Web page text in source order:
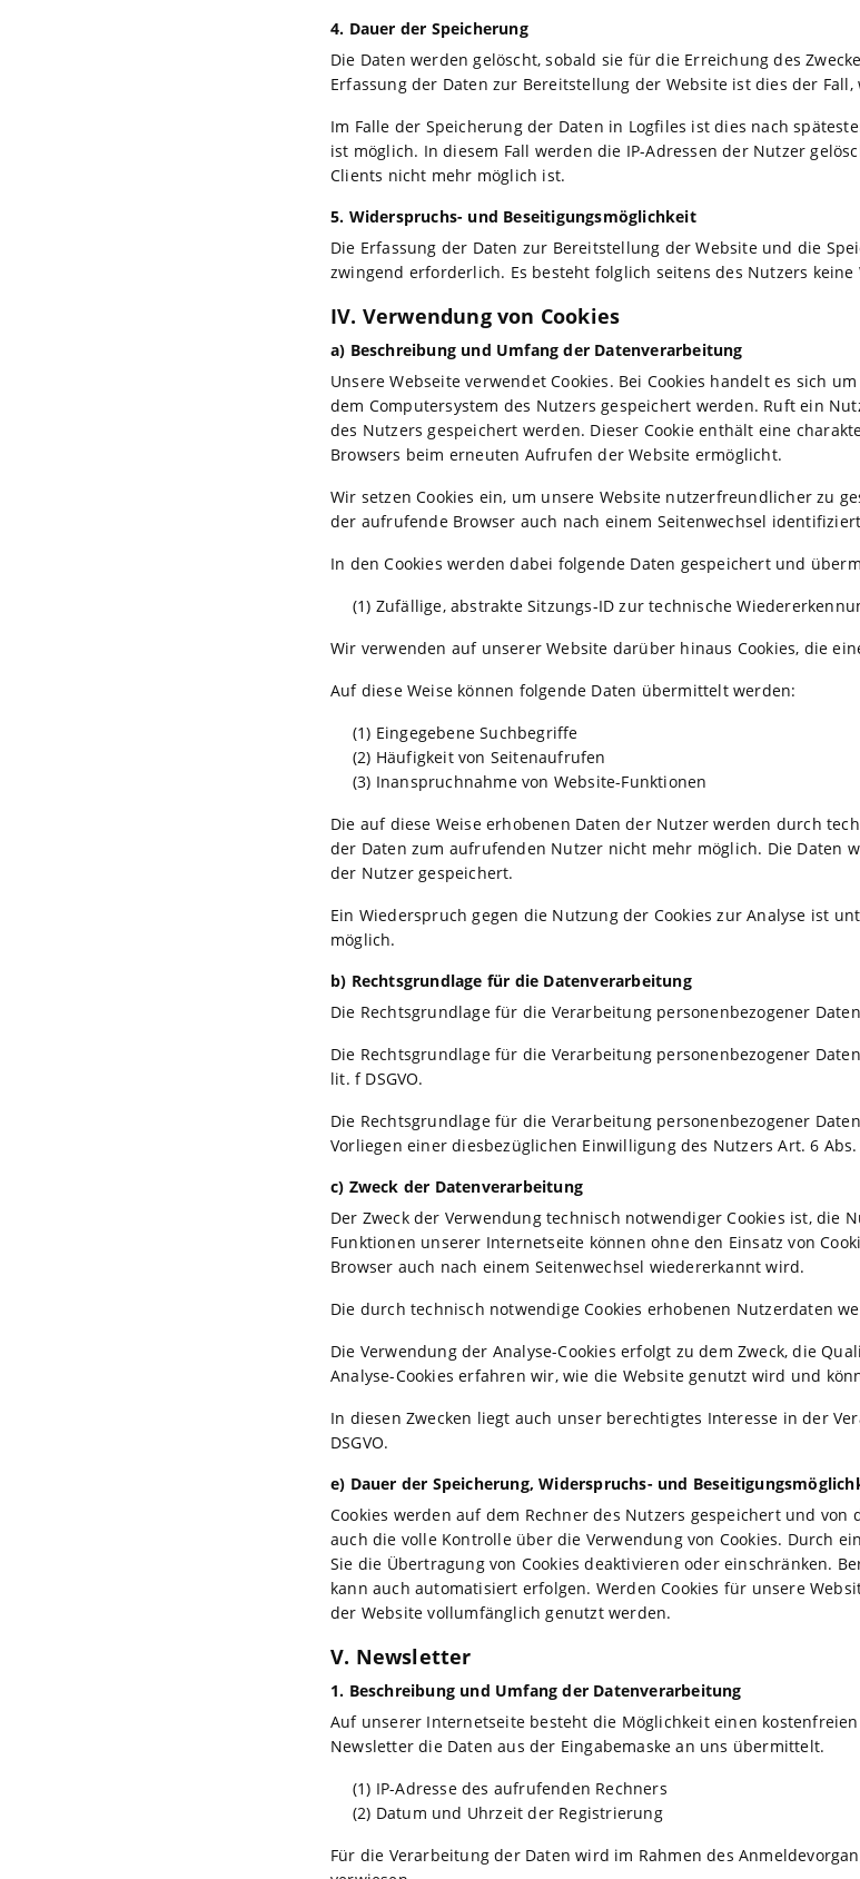
4. Dauer der Speicherung
Die Daten werden gelöscht, sobald sie für die Erreichung des
Erfassung der Daten zur Bereitstellung der Website ist dies der
Im Falle der Speicherung der Daten in Logfiles ist dies nach
ist möglich. In diesem Fall werden die IP-Adressen der Nutzer
Clients nicht mehr möglich ist.
5. Widerspruchs- und Beseitigungsmöglichkeit
Die Erfassung der Daten zur Bereitstellung der Website und die
zwingend erforderlich. Es besteht folglich seitens des Nutzers
IV. Verwendung von Cookies
a) Beschreibung und Umfang der Datenverarbeitung
Unsere Webseite verwendet Cookies. Bei Cookies handelt es sich
dem Computersystem des Nutzers gespeichert werden. Ruft ein
des Nutzers gespeichert werden. Dieser Cookie enthält eine
Browsers beim erneuten Aufrufen der Website ermöglicht.
Wir setzen Cookies ein, um unsere Website nutzerfreundlicher zu
der aufrufende Browser auch nach einem Seitenwechsel
In den Cookies werden dabei folgende Daten gespeichert und
(1) Zufällige, abstrakte Sitzungs-ID zur technische
Wir verwenden auf unserer Website darüber hinaus Cookies, die
Auf diese Weise können folgende Daten übermittelt werden:
(1) Eingegebene Suchbegriffe
(2) Häufigkeit von Seitenaufrufen
(3) Inanspruchnahme von Website-Funktionen
Die auf diese Weise erhobenen Daten der Nutzer werden durch
der Daten zum aufrufenden Nutzer nicht mehr möglich. Die Daten
der Nutzer gespeichert.
Ein Wiederspruch gegen die Nutzung der Cookies zur Analyse ist
möglich.
b) Rechtsgrundlage für die Datenverarbeitung
Die Rechtsgrundlage für die Verarbeitung personenbezogener
Die Rechtsgrundlage für die Verarbeitung personenbezogener
lit. f DSGVO.
Die Rechtsgrundlage für die Verarbeitung personenbezogener
Vorliegen einer diesbezüglichen Einwilligung des Nutzers Art. 6 Abs.
c) Zweck der Datenverarbeitung
Der Zweck der Verwendung technisch notwendiger Cookies ist, die
Funktionen unserer Internetseite können ohne den Einsatz von
Browser auch nach einem Seitenwechsel wiedererkannt wird.
Die durch technisch notwendige Cookies erhobenen Nutzerdaten
Die Verwendung der Analyse-Cookies erfolgt zu dem Zweck, die
Analyse-Cookies erfahren wir, wie die Website genutzt wird und
In diesen Zwecken liegt auch unser berechtigtes Interesse in der
DSGVO.
e) Dauer der Speicherung, Widerspruchs- und
Cookies werden auf dem Rechner des Nutzers gespeichert und
auch die volle Kontrolle über die Verwendung von Cookies. Durch
Sie die Übertragung von Cookies deaktivieren oder einschränken.
kann auch automatisiert erfolgen. Werden Cookies für unsere
der Website vollumfänglich genutzt werden.
V. Newsletter
1. Beschreibung und Umfang der Datenverarbeitung
Auf unserer Internetseite besteht die Möglichkeit einen
Newsletter die Daten aus der Eingabemaske an uns übermittelt.
(1) IP-Adresse des aufrufenden Rechners
(2) Datum und Uhrzeit der Registrierung
Für die Verarbeitung der Daten wird im Rahmen des